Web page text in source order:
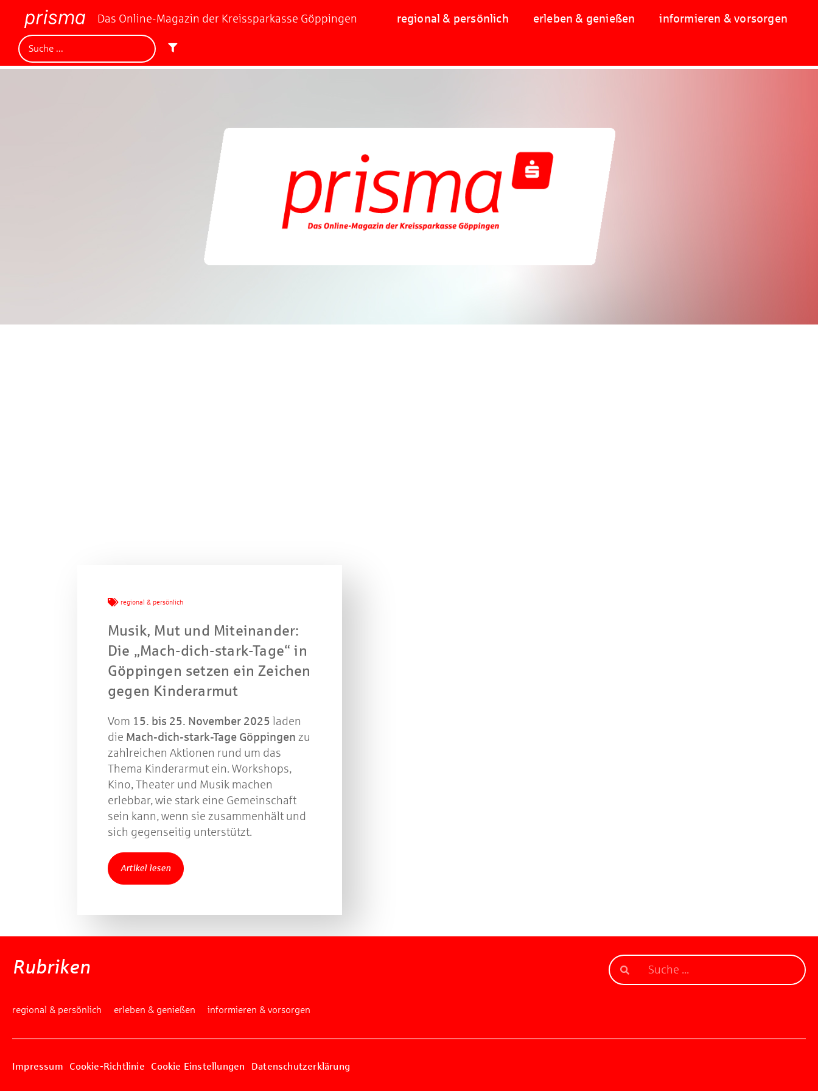
Das Online-Magazin der Kreissparkasse Göppingen regional & persönlich erleben & genießen informieren & vorsorgen
regional & persönlich
Musik, Mut und Miteinander:
Die „Mach-dich-stark-Tage“ in
Göppingen setzen ein Zeichen
gegen Kinderarmut
Vom 15. bis 25. November 2025 laden
die Mach-dich-stark-Tage Göppingen zu
zahlreichen Aktionen rund um das
Thema Kinderarmut ein. Workshops,
Kino, Theater und Musik machen
erlebbar, wie stark eine Gemeinschaft
sein kann, wenn sie zusammenhält und
sich gegenseitig unterstützt.
Artikel lesen
Rubriken
regional & persönlich erleben & genießen informieren & vorsorgen
Impressum Cookie-Richtlinie Cookie Einstellungen Datenschutzerklärung
Gewinnspiel geschlossen